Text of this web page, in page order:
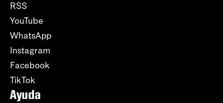
RSS
YouTube
WhatsApp
Instagram
Facebook
TikTok
Ayuda